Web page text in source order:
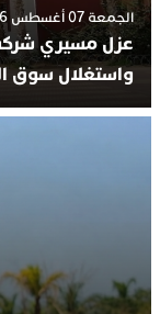
الجمعة 07 أغسطس 2026 - 4:08
عزل مسيري شركة
واستغلال سوق